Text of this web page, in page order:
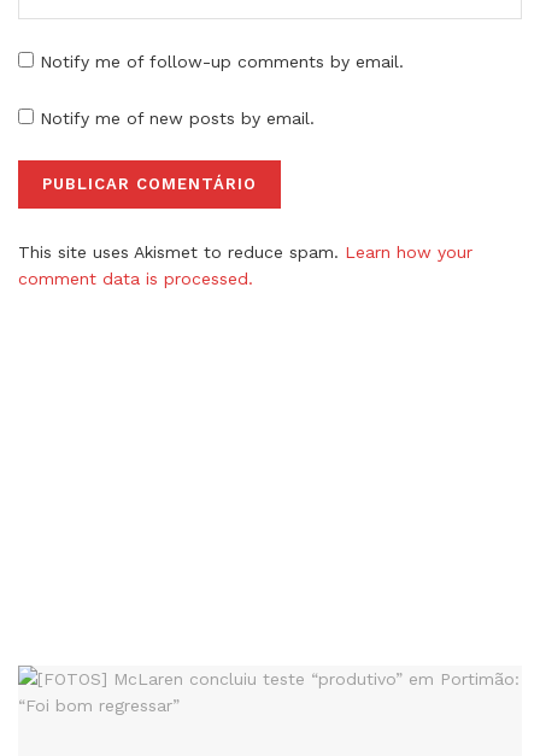
Notify me of follow-up comments by email.
Notify me of new posts by email.
This site uses Akismet to reduce spam. Learn how your
comment data is processed.